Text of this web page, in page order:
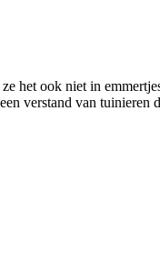
het ook niet in
verstand van